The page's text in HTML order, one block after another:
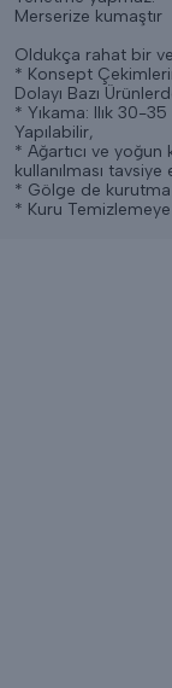
Merserize kumaştır
Oldukça rahat bir
* Konsept
Dolayı Bazı
* Yıkama: Ilık 30-
Yapılabilir,
* Ağartıcı ve
kullanılması tavsiye
* Gölge de kurutma
* Kuru